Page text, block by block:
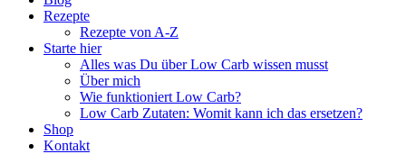
Rezepte
Rezepte von A-Z
Starte hier
Alles was Du über Low Carb wissen musst
Über mich
Wie funktioniert Low Carb?
Low Carb Zutaten: Womit kann ich das ersetzen?
Shop
Kontakt